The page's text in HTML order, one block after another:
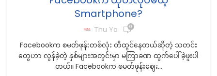
Smartphone?
Thu Ya 0
Facebookက စမတ်ဖုန်းတစ်လုံး တီထွင်နေတယ်ဆိုတဲ့ သတင်း
တွေဟာ လွန်ခဲ့တဲ့ နှစ်များအတွင်းမှာ မကြာခဏ ထွက်ပေါ်ခဲ့ဖူးပါ
တယ်။ Facebookက စမတ်ဖုန်းဈေး...